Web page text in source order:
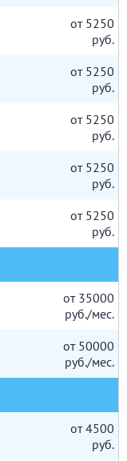
от 5250
руб.
от 5250
руб.
от 5250
руб.
от 5250
руб.
от 5250
руб.
от 35000
руб./мес.
от 50000
руб./мес.
от 4500
руб.